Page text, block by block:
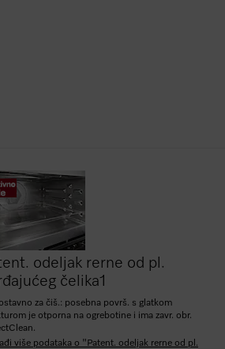
odeljak rerne od pl.
čelika1
za čiš.: posebna površ. s glatkom
je otporna na ogrebotine i ima zavr. obr.
više podataka o "Patent. odeljak rerne od pl.